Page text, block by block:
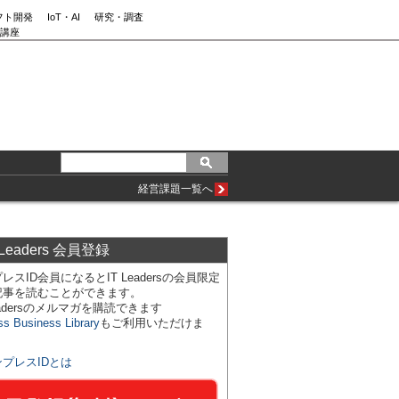
ト開発 IoT・AI
研究・調査
座
経営課題一覧へ
会員登録
スID会員になるとIT Leadersの会員限定
を読むことができます。
のメルマガを購読できます
Business Libraryもご利用いただけま
プレスIDとは